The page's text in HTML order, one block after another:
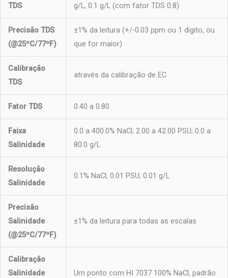
TDS
g/L, 0.1 g/L (com fator TDS 0.8)
Precisão TDS
(@25ºC/77ºF)
±1% da leitura (+/-0.03 ppm ou 1 digito, ou
que for maior)
Calibração
TDS
através da calibração de EC
Fator TDS 0.40 a 0.80
Faixa
Salinidade
0.0 a 400.0% NaCl; 2.00 a 42.00 PSU; 0.0 a
80.0 g/L
Resolução
Salinidade
0.1% NaCl; 0.01 PSU; 0.01 g/L
Precisão
Salinidade
(@25ºC/77ºF)
±1% da leitura para todas as escalas
Calibração
Salinidade
Um ponto com HI 7037 100% NaCl, padrão